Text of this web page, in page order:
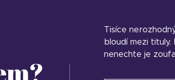
Tisíce
bloudí mezi
nenechte je